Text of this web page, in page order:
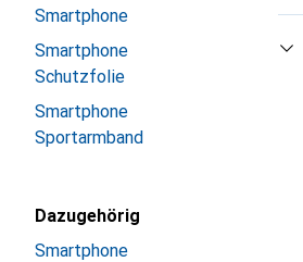
Smartphone
Smartphone
Schutzfolie
Smartphone
Sportarmband
Dazugehörig
Smartphone